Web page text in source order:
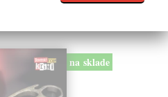
na sklade